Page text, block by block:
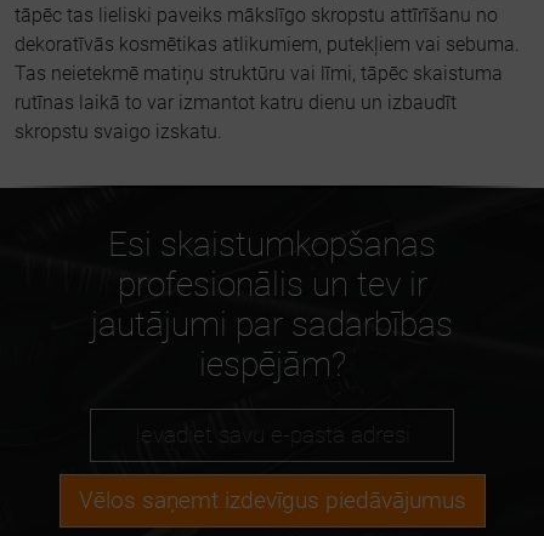
tāpēc tas lieliski paveiks mākslīgo skropstu attīrīšanu no
dekoratīvās kosmētikas atlikumiem, putekļiem vai sebuma.
Tas neietekmē matiņu struktūru vai līmi, tāpēc skaistuma
rutīnas laikā to var izmantot katru dienu un izbaudīt
skropstu svaigo izskatu.
Esi skaistumkopšanas
profesionālis un tev ir
jautājumi par sadarbības
iespējām?
Vēlos saņemt izdevīgus piedāvājumus